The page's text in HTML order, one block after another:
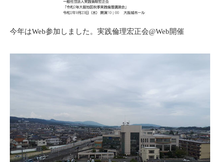
今年はWeb参加しました。実践倫理宏正会@Web開催